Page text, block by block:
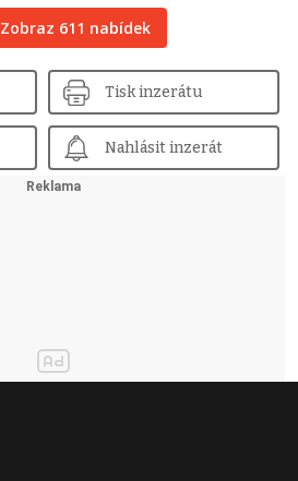
Zobraz 611 nabídek
Tisk inzerátu
Nahlásit inzerát